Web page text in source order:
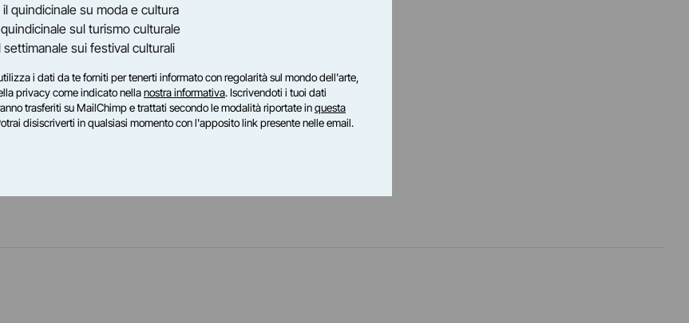
il quindicinale su moda e cultura
quindicinale sul turismo culturale
settimanale sui festival culturali
i dati da te forniti per tenerti informato con regolarità sul mondo dell'arte,
privacy come indicato nellanostra informativa. Iscrivendoti i tuoi dati
trasferiti su MailChimp e trattati secondo le modalità riportate inquesta
disiscriverti in qualsiasi momento con l'apposito link presente nelle email.